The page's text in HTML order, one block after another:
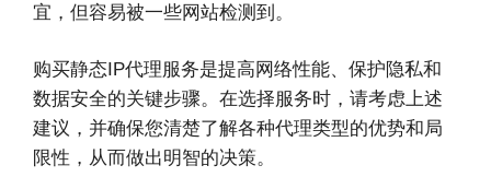
宜，但容易被一些网站检测到。
购买静态IP代理服务是提高网络性能、保护隐私和
数据安全的关键步骤。在选择服务时，请考虑上述
建议，并确保您清楚了解各种代理类型的优势和局
限性，从而做出明智的决策。